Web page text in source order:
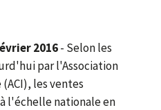
2016- Selon les
par l'Association
les ventes
l'échelle nationale en